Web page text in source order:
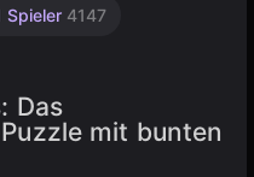
Spieler 4147
Das
mit bunten